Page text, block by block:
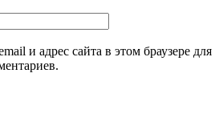
и адрес сайта в этом браузере для